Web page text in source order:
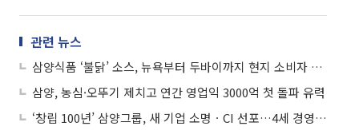
관련 뉴스
삼양식품 ‘불닭’ 소스, 뉴욕부터 두바이까지 현지 소비자 만난다
삼양, 농심·오뚜기 제치고 연간 영업익 3000억 첫 돌파 유력
‘창립 100년’ 삼양그룹, 새 기업 소명ㆍCI 선포…4세 경영 닻 올렸다